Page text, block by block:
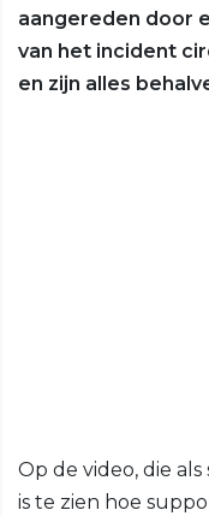
aangereden door
van het incident
en zijn alles
Op de video, die
is te zien hoe